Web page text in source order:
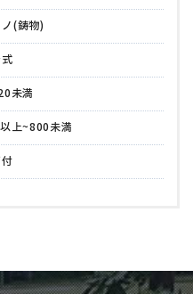
ノ(鋳物)
未満
上~800未満